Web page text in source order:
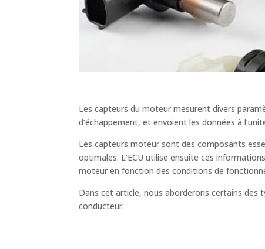
Les capteurs du moteur mesurent divers
d’échappement, et envoient les données à
Les capteurs moteur sont des composants
optimales. L’ECU utilise ensuite ces
moteur en fonction des conditions de
Dans cet article, nous aborderons certains
conducteur.